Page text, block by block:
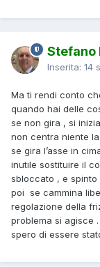
Stefano
Inserita: 14
Ma ti rendi conto
quando hai delle
se non gira , si
non centra niente
se gira l’asse in
inutile sostituire il
sbloccato , e spinto
poi se cammina
regolazione della
problema si agisce .
spero di essere